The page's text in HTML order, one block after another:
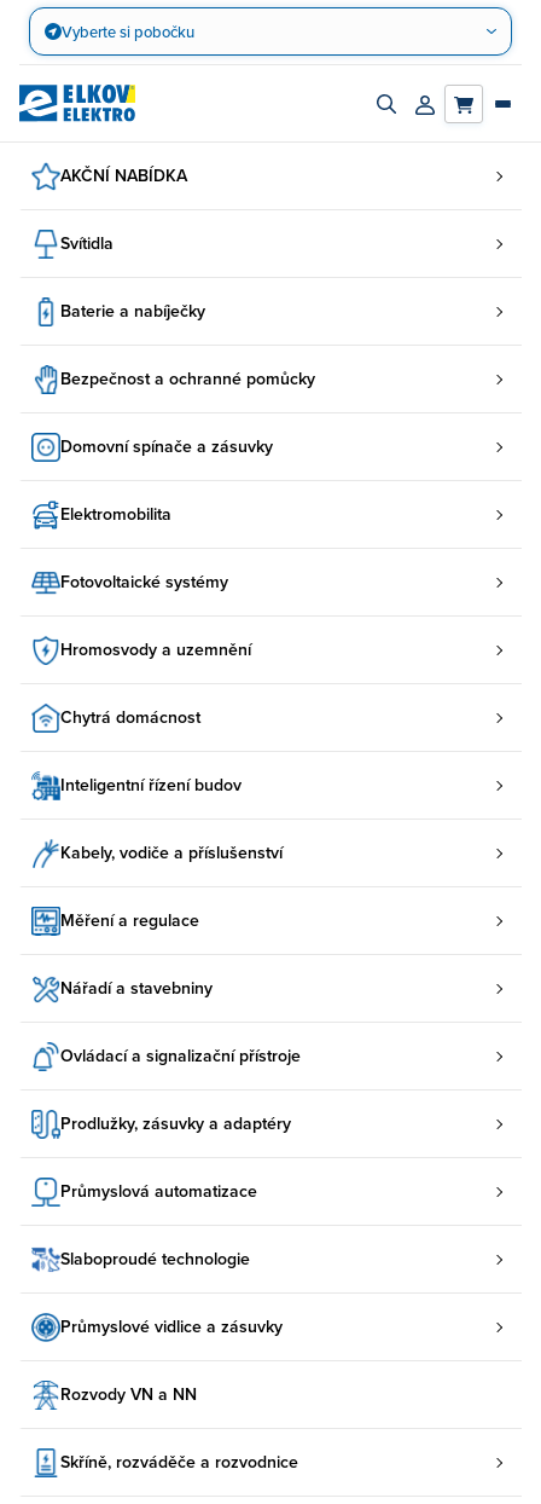
Přejít
obsah
Vyberte si pobočku
Zapnout/vypnout
Přihlásit/
AKČNÍ NABÍDKA
Svítidla
Baterie a nabíječky
Bezpečnost a ochranné pomůcky
Domovní spínače a zásuvky
Elektromobilita
Fotovoltaické systémy
Hromosvody a uzemnění
Chytrá domácnost
Inteligentní řízení budov
Kabely, vodiče a příslušenství
Měření a regulace
Nářadí a stavebniny
Ovládací a signalizační přístroje
Prodlužky, zásuvky a adaptéry
Průmyslová automatizace
Slaboproudé technologie
Průmyslové vidlice a zásuvky
Rozvody VN a NN
Skříně, rozváděče a rozvodnice